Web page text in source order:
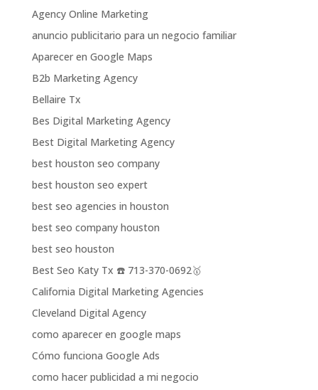
Agency Online Marketing
anuncio publicitario para un negocio familiar
Aparecer en Google Maps
B2b Marketing Agency
Bellaire Tx
Bes Digital Marketing Agency
Best Digital Marketing Agency
best houston seo company
best houston seo expert
best seo agencies in houston
best seo company houston
best seo houston
Best Seo Katy Tx ☎️ 713-370-0692🥇
California Digital Marketing Agencies
Cleveland Digital Agency
como aparecer en google maps
Cómo funciona Google Ads
como hacer publicidad a mi negocio